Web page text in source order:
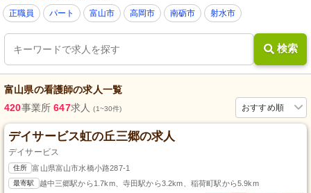
正職員 パート 富山市 高岡市 南砺市 射水市
検索
富山県の看護師の求人一覧
おすすめ順
420事業所 647求人(1~30件)
デイサービス虹の丘三郷の求人
デイサービス
住所 富山県富山市水橋小路287-1
最寄駅 越中三郷駅から1.7km、寺田駅から3.2km、稲荷町駅から5.9km